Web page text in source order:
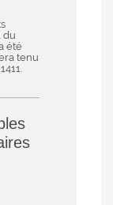
du
été
tenu